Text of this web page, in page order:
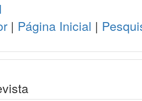
| Página Inicial |